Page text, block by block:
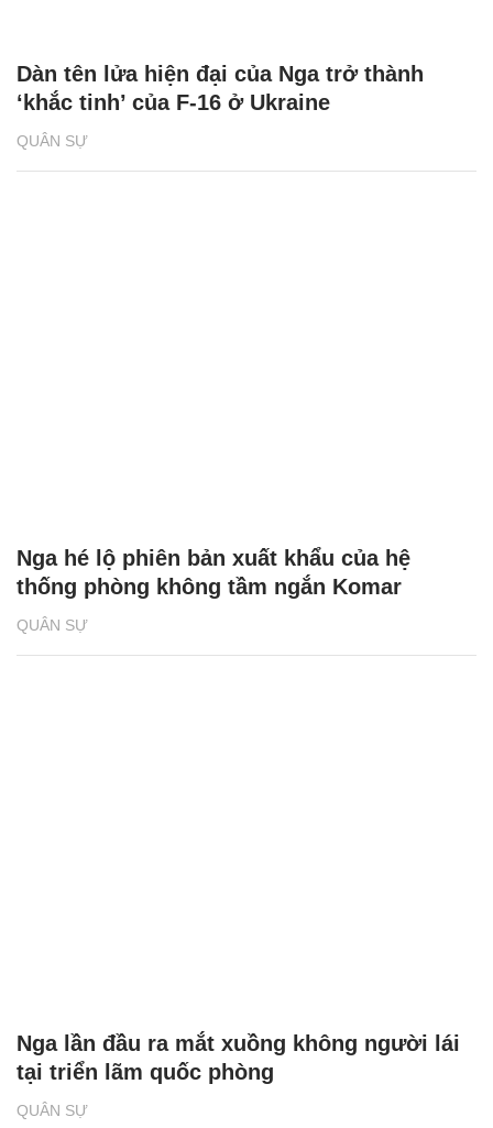
QUÂN SỰ
Dàn tên lửa hiện đại của Nga trở thành
‘khắc tinh’ của F-16 ở Ukraine
QUÂN SỰ
Nga hé lộ phiên bản xuất khẩu của hệ
thống phòng không tầm ngắn Komar
QUÂN SỰ
Nga lần đầu ra mắt xuồng không người lái
tại triển lãm quốc phòng